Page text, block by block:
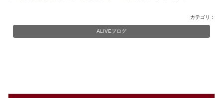
カテゴリ：
ALIVEブログ